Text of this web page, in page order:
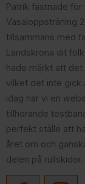
Patrik fastnade för
Vasaloppsträning
tillsammans med
Landskrona dit
hade märkt att det
vilket det inte gick
idag har vi en
tillhörande
perfekt ställe att
året om och
delen på rullskidor.